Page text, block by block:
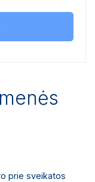
prie sveikatos